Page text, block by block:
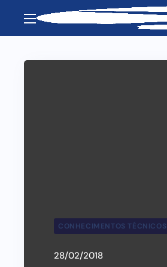
CONHECIMENTOS TÉCNICOS
28/02/2018